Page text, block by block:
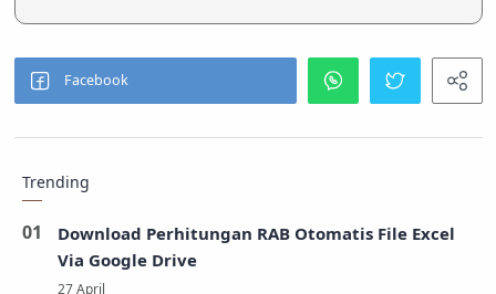
Trending
Download Perhitungan RAB Otomatis File Excel
Via Google Drive